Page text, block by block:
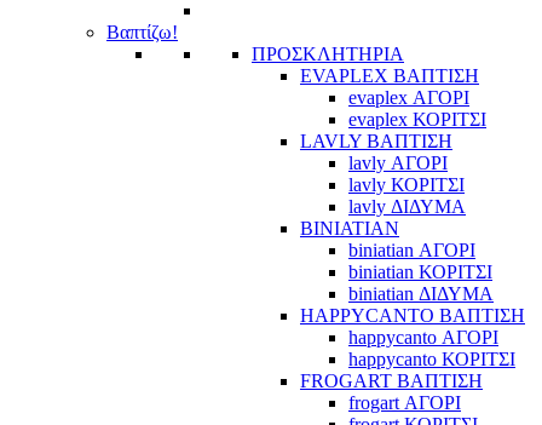
Βαπτίζω!
ΠΡΟΣΚΛΗΤΗΡΙΑ
EVAPLEX ΒΑΠΤΙΣΗ
evaplex ΑΓΟΡΙ
evaplex ΚΟΡΙΤΣΙ
LAVLY ΒΑΠΤΙΣΗ
lavly ΑΓΟΡΙ
lavly ΚΟΡΙΤΣΙ
lavly ΔΙΔΥΜΑ
BINIATIAN
biniatian ΑΓΟΡΙ
biniatian ΚΟΡΙΤΣΙ
biniatian ΔΙΔΥΜΑ
HAPPYCANTO ΒΑΠΤΙΣΗ
happycanto ΑΓΟΡΙ
happycanto ΚΟΡΙΤΣΙ
FROGART ΒΑΠΤΙΣΗ
frogart ΑΓΟΡΙ